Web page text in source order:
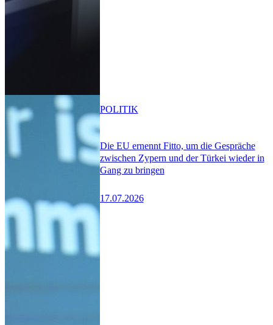
Die EU ernennt Fitto, um die Gespräche
zwischen Zypern und der Türkei wieder in
Gang zu bringen
17.07.2026
POLITIK